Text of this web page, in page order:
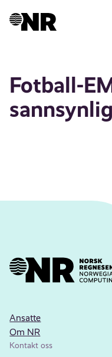
Fotball-
Ansatte
Om NR
Kontakt oss